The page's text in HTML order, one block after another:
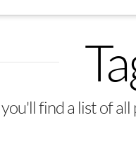
find a list of